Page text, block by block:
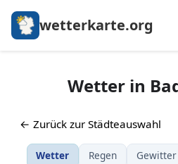
wetterkarte.org
Wetter in
← Zurück zur Städteauswahl
Wetter Regen Gewitter